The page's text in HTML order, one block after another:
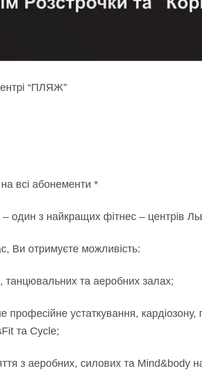
“ПЛЯЖ”
всі абонементи *
один з найкращих фітнес – центрів
Ви отримуєте можливість:
танцювальних та аеробних залах;
професійне устаткування,
та Cycle;
з аеробних, силових та Mind&body